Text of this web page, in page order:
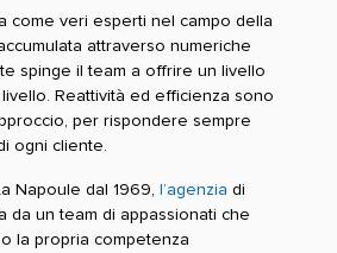
come veri esperti nel campo della
attraverso numeriche
spinge il team a offrire un livello
Reattività ed efficienza sono
per rispondere sempre
ogni cliente.
Napoule dal 1969, l’agenzia di
da un team di appassionati che
la propria competenza